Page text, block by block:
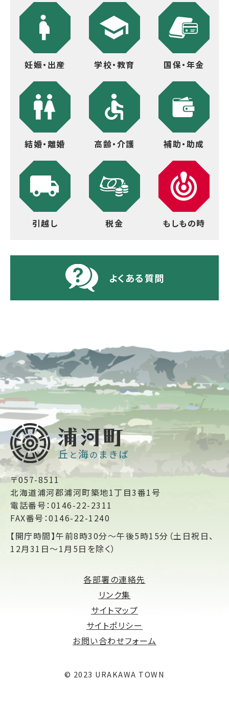
妊娠・出産 学校・教育 国保・年金
結婚・離婚 高齢・介護 補助・助成
引越し 税金 もしもの時
よくある質問
〒057-8511
北海道浦河郡浦河町築地1丁目3番1号
電話番号：0146-22-2311
FAX番号：0146-22-1240
【開庁時間】午前8時30分～午後5時15分（土日祝日、
12月31日～1月5日を除く）
各部署の連絡先
リンク集
サイトマップ
サイトポリシー
お問い合わせフォーム
© 2023 URAKAWA TOWN